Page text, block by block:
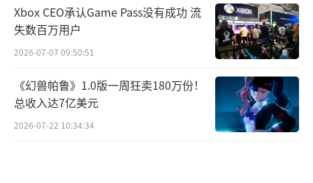
Xbox CEO承认Game Pass没有成功 流
失数百万用户
2026-07-07 09:50:51
《幻兽帕鲁》1.0版一周狂卖180万份！
总收入达7亿美元
2026-07-22 10:34:34